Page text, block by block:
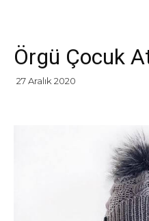
Örgü Çocuk
27 Aralık 2020